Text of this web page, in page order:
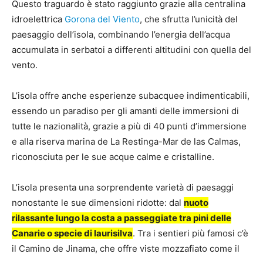
Questo traguardo è stato raggiunto grazie alla centralina
idroelettrica Gorona del Viento, che sfrutta l’unicità del
paesaggio dell’isola, combinando l’energia dell’acqua
accumulata in serbatoi a differenti altitudini con quella del
vento.
L’isola offre anche esperienze subacquee indimenticabili,
essendo un paradiso per gli amanti delle immersioni di
tutte le nazionalità, grazie a più di 40 punti d’immersione
e alla riserva marina de La Restinga-Mar de las Calmas,
riconosciuta per le sue acque calme e cristalline.
L’isola presenta una sorprendente varietà di paesaggi
nonostante le sue dimensioni ridotte: dal nuoto
rilassante lungo la costa a passeggiate tra pini delle
Canarie o specie di laurisilva. Tra i sentieri più famosi c’è
il Camino de Jinama, che offre viste mozzafiato come il